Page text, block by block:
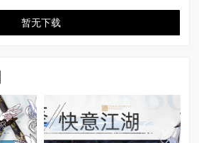
暂无下载